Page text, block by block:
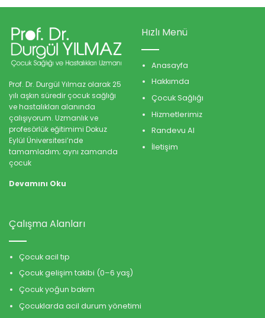
Prof. Dr. Durgül Yılmaz olarak 25
yılı aşkın süredir çocuk sağlığı
ve hastalıkları alanında
çalışıyorum. Uzmanlık ve
profesörlük eğitimimi Dokuz
Eylül Üniversitesi’nde
tamamladım; aynı zamanda
çocuk
Devamını Oku
Hızlı Menü
Anasayfa
Hakkımda
Çocuk Sağlığı
Hizmetlerimiz
Randevu Al
İletişim
Çalışma Alanları
Çocuk acil tıp
Çocuk gelişim takibi (0–6 yaş)
Çocuk yoğun bakım
Çocuklarda acil durum yönetimi